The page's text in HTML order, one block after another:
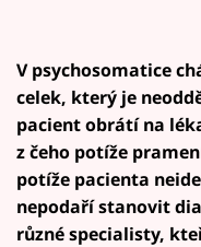
V psychosomatice
celek, který je
pacient obrátí na
z čeho potíže
potíže pacienta
nepodaří stanovit
různé specialisty,